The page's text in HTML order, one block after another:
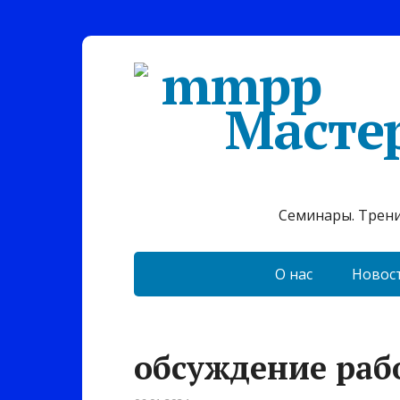
Семинары.
О нас
обсуждение